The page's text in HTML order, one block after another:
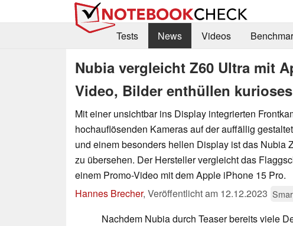
Tests
News Videos
Nubia vergleicht Z60 Ultra mit
Video, Bilder enthüllen
Mit einer unsichtbar ins Display integrierten
hochauflösenden Kameras auf der auffällig
und einem besonders hellen Display ist das Nubia
zu übersehen. Der Hersteller vergleicht das
einem Promo-Video mit dem Apple iPhone 15 Pro.
Hannes Brecher, Veröffentlicht am 12.12.2023
Nachdem Nubia durch Teaser bereits viele